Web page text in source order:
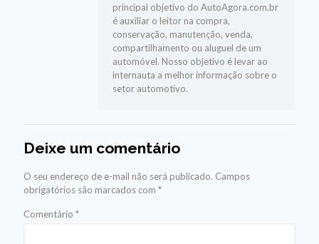
principal objetivo do AutoAgora.com.br
é auxiliar o leitor na compra,
conservação, manutenção, venda,
compartilhamento ou aluguel de um
automóvel. Nosso objetivo é levar ao
internauta a melhor informação sobre o
setor automotivo.
Deixe um comentário
O seu endereço de e-mail não será publicado. Campos
obrigatórios são marcados com *
Comentário *